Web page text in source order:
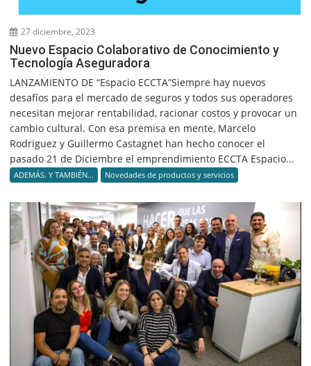
27 diciembre, 2023
Nuevo Espacio Colaborativo de Conocimiento y
Tecnología Aseguradora
LANZAMIENTO DE “Espacio ECCTA”Siempre hay nuevos
desafíos para el mercado de seguros y todos sus operadores
necesitan mejorar rentabilidad, racionar costos y provocar un
cambio cultural. Con esa premisa en mente, Marcelo
Rodriguez y Guillermo Castagnet han hecho conocer el
pasado 21 de Diciembre el emprendimiento ECCTA Espacio...
ADEMÁS. Y TAMBIÉN... Novedades de productos y servicios